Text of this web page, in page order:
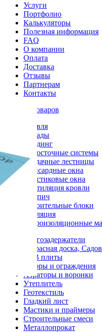
Услуги
Портфолио
Калькуляторы
Полезная информация
FAQ
О компании
Оплата
Доставка
Отзывы
Партнерам
Контакты
Каталог товаров
Кровля
Фасады
Сайдинг
Водосточные системы
Чердачные лестницы
Мансардные окна
Пластиковые окна
Вентиляция кровли
Кирпич
Строительные блоки
Изоляция
Гидроизоляционные
Снегозадержатели
Террасная доска,
OSB плиты
Заборы и ограждения
Аэраторы и воронки
Утеплитель
Геотекстиль
Гладкий лист
Мастики и праймеры
Строительные смеси
Металлопрокат